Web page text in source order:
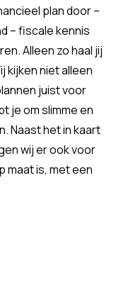
plan door –
– fiscale kennis
Alleen zo haal jij
kijken niet alleen
juist voor
je om slimme en
Naast het in kaart
wij er ook voor
maat is, met een